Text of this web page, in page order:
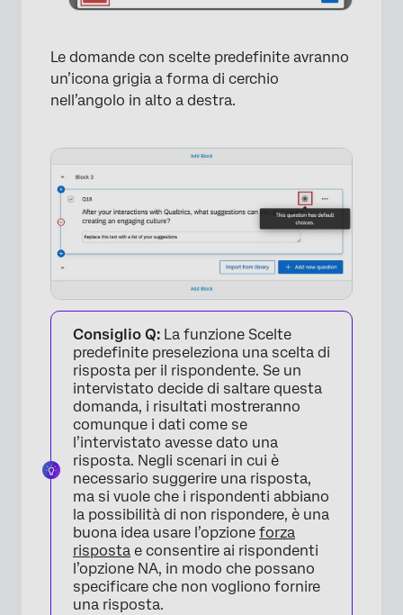
×
×
Le domande con scelte predefinite avranno
un’icona grigia a forma di cerchio
nell’angolo in alto a destra.
Consiglio Q: La funzione Scelte
predefinite preseleziona una scelta di
risposta per il rispondente. Se un
intervistato decide di saltare questa
domanda, i risultati mostreranno
comunque i dati come se
l’intervistato avesse dato una
risposta. Negli scenari in cui è
necessario suggerire una risposta,
ma si vuole che i rispondenti abbiano
la possibilità di non rispondere, è una
buona idea usare l’opzione forza
risposta e consentire ai rispondenti
l’opzione NA, in modo che possano
specificare che non vogliono fornire
una risposta.